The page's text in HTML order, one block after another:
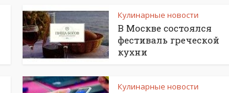
Кулинарные новости
В Москве состоялся
фестиваль греческой
кухни
Кулинарные новости